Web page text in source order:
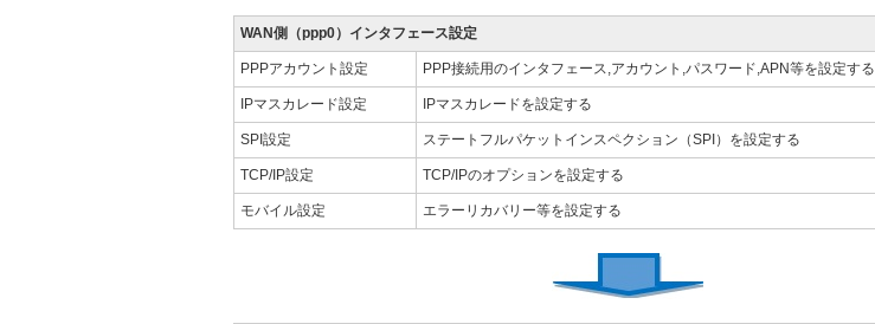
WAN側（ppp0）インタフェース設定
PPPアカウント設定 PPP接続用のインタフェース,アカウント,パスワード,APN等を設定する
IPマスカレード設定 IPマスカレードを設定する
SPI設定 ステートフルパケットインスペクション（SPI）を設定する
TCP/IP設定 TCP/IPのオプションを設定する
モバイル設定 エラーリカバリー等を設定する